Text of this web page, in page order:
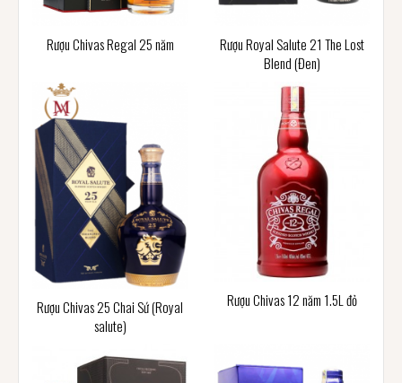
Rượu Chivas Regal 25 năm
Rượu Royal Salute 21 The Lost
Blend (Đen)
Rượu Chivas 25 Chai Sứ (Royal
salute)
Rượu Chivas 12 năm 1.5L đỏ